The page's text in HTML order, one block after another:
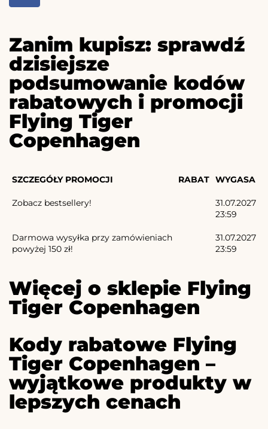
Zanim kupisz: sprawdź
dzisiejsze
podsumowanie kodów
rabatowych i promocji
Flying Tiger
Copenhagen
SZCZEGÓŁY PROMOCJI RABAT WYGASA
Zobacz bestsellery!
31.07.2027
23:59
Darmowa wysyłka przy zamówieniach
powyżej 150 zł!
31.07.2027
23:59
Więcej o sklepie Flying
Tiger Copenhagen
Kody rabatowe Flying
Tiger Copenhagen –
wyjątkowe produkty w
lepszych cenach